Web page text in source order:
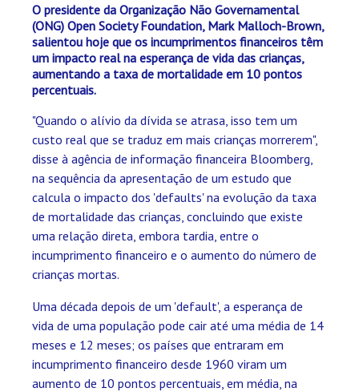
O presidente da Organização Não Governamental
(ONG) Open Society Foundation, Mark Malloch-Brown,
salientou hoje que os incumprimentos financeiros têm
um impacto real na esperança de vida das crianças,
aumentando a taxa de mortalidade em 10 pontos
percentuais.
"Quando o alívio da dívida se atrasa, isso tem um
custo real que se traduz em mais crianças morrerem",
disse à agência de informação financeira Bloomberg,
na sequência da apresentação de um estudo que
calcula o impacto dos 'defaults' na evolução da taxa
de mortalidade das crianças, concluindo que existe
uma relação direta, embora tardia, entre o
incumprimento financeiro e o aumento do número de
crianças mortas.
Uma década depois de um 'default', a esperança de
vida de uma população pode cair até uma média de 14
meses e 12 meses; os países que entraram em
incumprimento financeiro desde 1960 viram um
aumento de 10 pontos percentuais, em média, na